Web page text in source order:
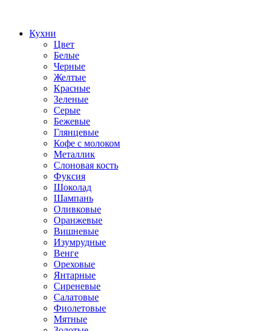
Кухни
Цвет
Белые
Черные
Желтые
Красные
Зеленые
Серые
Бежевые
Глянцевые
Кофе с молоком
Металлик
Слоновая кость
Фуксия
Шоколад
Шампань
Оливковые
Оранжевые
Вишневые
Изумрудные
Венге
Ореховые
Янтарные
Сиреневые
Салатовые
Фиолетовые
Мятные